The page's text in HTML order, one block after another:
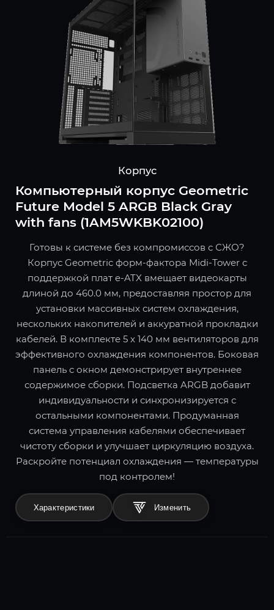
Корпус
Компьютерный корпус Geometric
Future Model 5 ARGB Black Gray
with fans (1AM5WKBK02100)
Готовы к системе без компромиссов с СЖО?
Корпус Geometric форм-фактора Midi-Tower с
поддержкой плат e-ATX вмещает видеокарты
длиной до 460.0 мм, предоставляя простор для
установки массивных систем охлаждения,
нескольких накопителей и аккуратной прокладки
кабелей. В комплекте 5 x 140 мм вентиляторов для
эффективного охлаждения компонентов. Боковая
панель с окном демонстрирует внутреннее
содержимое сборки. Подсветка ARGB добавит
индивидуальности и синхронизируется с
остальными компонентами. Продуманная
система управления кабелями обеспечивает
чистоту сборки и улучшает циркуляцию воздуха.
Раскройте потенциал охлаждения — температуры
под контролем!
Характеристики